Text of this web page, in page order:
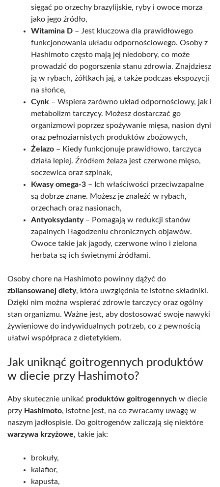
sięgać po orzechy brazylijskie, ryby i owoce morza
jako jego źródło,
Witamina D – Jest kluczowa dla prawidłowego
funkcjonowania układu odpornościowego. Osoby z
Hashimoto często mają jej niedobory, co może
prowadzić do pogorszenia stanu zdrowia. Znajdziesz
ją w rybach, żółtkach jaj, a także podczas ekspozycji
na słońce,
Cynk – Wspiera zarówno układ odpornościowy, jak i
metabolizm tarczycy. Możesz dostarczać go
organizmowi poprzez spożywanie mięsa, nasion dyni
oraz pełnoziarnistych produktów zbożowych,
Żelazo – Kiedy funkcjonuje prawidłowo, tarczyca
działa lepiej. Źródłem żelaza jest czerwone mięso,
soczewica oraz szpinak,
Kwasy omega-3 – Ich właściwości przeciwzapalne
są dobrze znane. Możesz je znaleźć w rybach,
orzechach oraz nasionach,
Antyoksydanty– Pomagają w redukcji stanów
zapalnych i łagodzeniu chronicznych objawów.
Owoce takie jak jagody, czerwone wino i zielona
herbata są ich świetnymi źródłami.
Osoby chore na Hashimoto powinny dążyć do
zbilansowanej diety, która uwzględnia te istotne składniki.
Dzięki nim można wspierać zdrowie tarczycy oraz ogólny
stan organizmu. Ważne jest, aby dostosować swoje nawyki
żywieniowe do indywidualnych potrzeb, co z pewnością
ułatwi współpraca z dietetykiem.
Jak uniknąć goitrogennych produktów
w diecie przy Hashimoto?
Aby skutecznie unikać produktów goitrogennych w diecie
przy Hashimoto, istotne jest, na co zwracamy uwagę w
naszym jadłospisie. Do goitrogenów zaliczają się niektóre
warzywa krzyżowe, takie jak:
brokuły,
kalafior,
kapusta,